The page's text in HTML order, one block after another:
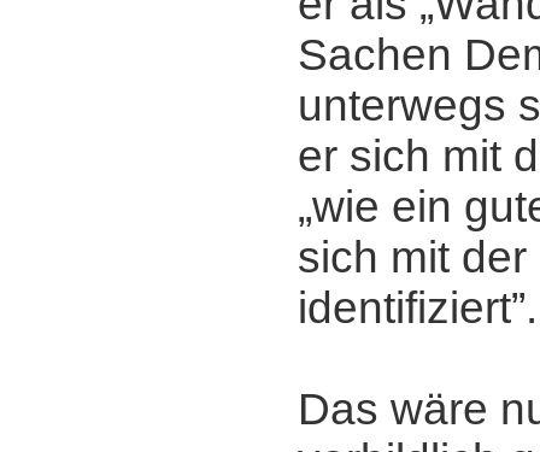
Sachen
unterwegs
er sich mit
„wie ein
sich mit
identifiziert”.
Das wäre